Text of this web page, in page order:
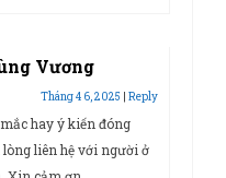
Vương
Tháng 4 6, 2025 Reply
hay ý kiến đóng
lòng liên hệ với người ở